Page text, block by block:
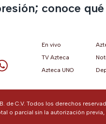
conoce
en una nueva pestaña)
abre en una nueva pestaña)
(se abre en una nueva
(se abre en una nueva
de Telegram (se abre en una
de Facebook (se abre en
Cuenta de WhatsApp (se
En vivo
TV Azteca
Azteca UNO
de C.V. Todos los derechos
o parcial sin la autorización previa,